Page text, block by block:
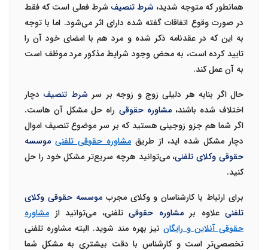
همانطور که متوجه شدید، شرط تنصیف شرط فعلی است که فقط
در صورت وقوع اتفاقات گفته شده دارای اثر می‌شود. اما با توجه
به این که در عقدنامه ذکر شده و مرد هم با امضای خود آن را
تایید کرده است، به محض وجود شرایط مذکور مرد موظف است
به آن عمل کند.
حال اگر بنابه هر دلیلی زوج و زوجه بر سرشرط تنصیف دچار
اختلاف شده باشند،مشاوره حقوقی راه حل مشکل آن هاست.
اگر شما هم جزو زوجینی هستید که بر سر موضوع تنصیف اموال
دچار مشکل شده اید، از طریق مشاوره حقوقی تلفنی موسسه
حقوقی وکلای تلفنی، می‌توانید هرچه سریع‌تر مشکل خود را حل
کنید.
برای ارتباط با کارشناسان و وکلای مجربموسسه حقوقی وکلای
تلفنی علاوه برمشاوره حقوقی تلفنی، می‌توانید از مشاوره
حقوقی آنلاین و رایگاننیز بهره مند شوید. البته مشاوره تلفنی
تخصصی‌تر است و کارشناس با دقت بیشتری به مشکل شما